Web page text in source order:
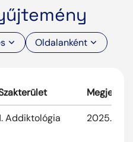
Oldalanként
Addiktológia 2025. Eük